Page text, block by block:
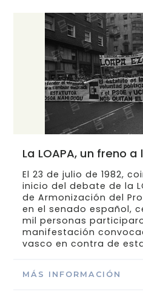
La LOAPA, un freno
El 23 de julio de 1982,
inicio del debate de la
de Armonización del
en el senado español,
mil personas
manifestación
vasco en contra de
MÁS INFORMACIÓN